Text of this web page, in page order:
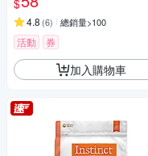
$
4.8 (6) 總銷量>100
活動 券
加入購物車